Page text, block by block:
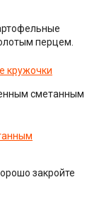
перцем.
сметанным
закройте